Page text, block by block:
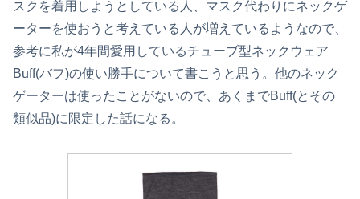
スクを着用しようとしている人、マスク代わりにネックゲ
ーターを使おうと考えている人が増えているようなので、
参考に私が4年間愛用しているチューブ型ネックウェア
Buff(バフ)の使い勝手について書こうと思う。他のネック
ゲーターは使ったことがないので、あくまでBuff(とその
類似品)に限定した話になる。